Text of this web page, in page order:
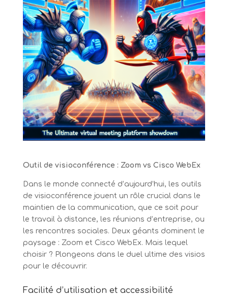
Outil de visioconférence : Zoom vs Cisco WebEx
Dans le monde connecté d’aujourd’hui, les outils
de visioconférence jouent un rôle crucial dans le
maintien de la communication, que ce soit pour
le travail à distance, les réunions d’entreprise, ou
les rencontres sociales. Deux géants dominent le
paysage : Zoom et Cisco WebEx. Mais lequel
choisir ? Plongeons dans le duel ultime des visios
pour le découvrir.
Facilité d’utilisation et accessibilité